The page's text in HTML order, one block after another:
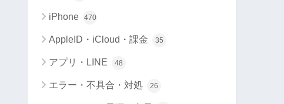
iPhone 470
AppleID・iCloud・課金 35
アプリ・LINE 48
エラー・不具合・対処 26